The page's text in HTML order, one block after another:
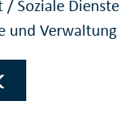
/Soziale Dienste
und Verwaltung